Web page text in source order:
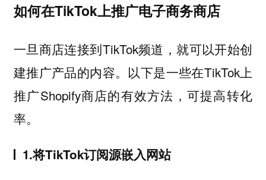
如何在TikTok上推广电子商务商店
一旦商店连接到TikTok频道，就可以开始创
建推广产品的内容。以下是一些在TikTok上
推广Shopify商店的有效方法，可提高转化
率。
1.将TikTok订阅源嵌入网站